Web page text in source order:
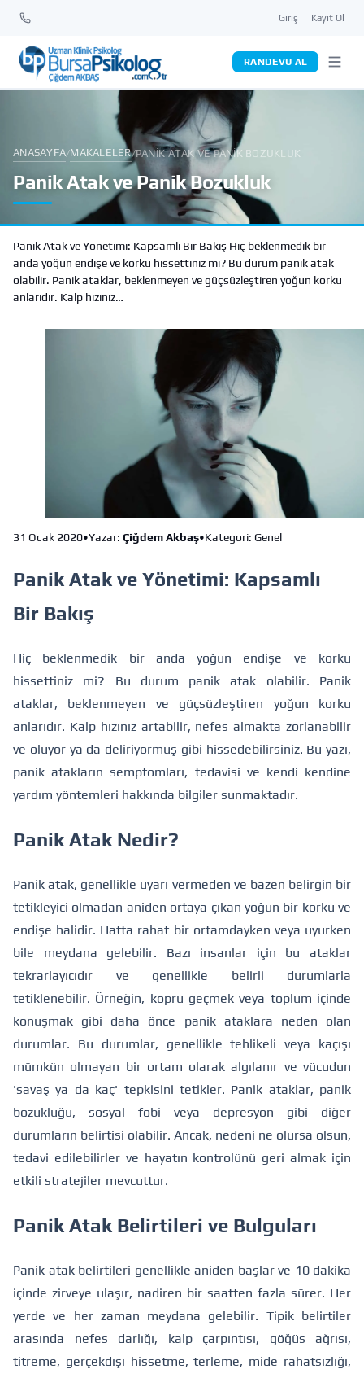
Giriş Kayıt Ol
RANDEVU AL
ANASAYFA/MAKALELER/PANIK ATAK VE PANIK BOZUKLUK
Panik Atak ve Panik Bozukluk
Panik Atak ve Yönetimi: Kapsamlı Bir Bakış Hiç beklenmedik bir
anda yoğun endişe ve korku hissettiniz mi? Bu durum panik atak
olabilir. Panik ataklar, beklenmeyen ve güçsüzleştiren yoğun korku
anlarıdır. Kalp hızınız…
31 Ocak 2020•Yazar: Çiğdem Akbaş•Kategori: Genel
Panik Atak ve Yönetimi: Kapsamlı
Bir Bakış
Hiç beklenmedik bir anda yoğun endişe ve korku
hissettiniz mi? Bu durum panik atak olabilir. Panik
ataklar, beklenmeyen ve güçsüzleştiren yoğun korku
anlarıdır. Kalp hızınız artabilir, nefes almakta zorlanabilir
ve ölüyor ya da deliriyormuş gibi hissedebilirsiniz. Bu yazı,
panik atakların semptomları, tedavisi ve kendi kendine
yardım yöntemleri hakkında bilgiler sunmaktadır.
Panik Atak Nedir?
Panik atak, genellikle uyarı vermeden ve bazen belirgin bir
tetikleyici olmadan aniden ortaya çıkan yoğun bir korku ve
endişe halidir. Hatta rahat bir ortamdayken veya uyurken
bile meydana gelebilir. Bazı insanlar için bu ataklar
tekrarlayıcıdır ve genellikle belirli durumlarla
tetiklenebilir. Örneğin, köprü geçmek veya toplum içinde
konuşmak gibi daha önce panik ataklara neden olan
durumlar. Bu durumlar, genellikle tehlikeli veya kaçışı
mümkün olmayan bir ortam olarak algılanır ve vücudun
'savaş ya da kaç' tepkisini tetikler. Panik ataklar, panik
bozukluğu, sosyal fobi veya depresyon gibi diğer
durumların belirtisi olabilir. Ancak, nedeni ne olursa olsun,
tedavi edilebilirler ve hayatın kontrolünü geri almak için
etkili stratejiler mevcuttur.
Panik Atak Belirtileri ve Bulguları
Panik atak belirtileri genellikle aniden başlar ve 10 dakika
içinde zirveye ulaşır, nadiren bir saatten fazla sürer. Her
yerde ve her zaman meydana gelebilir. Tipik belirtiler
arasında nefes darlığı, kalp çarpıntısı, göğüs ağrısı,
titreme, gerçekdışı hissetme, terleme, mide rahatsızlığı,